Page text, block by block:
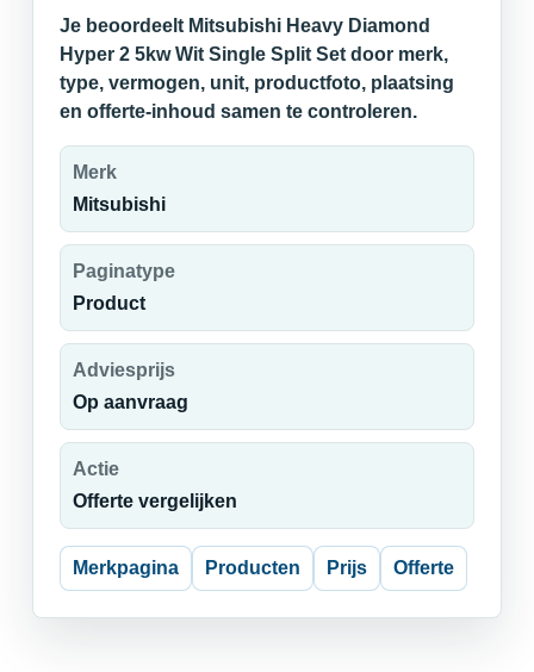
Je beoordeelt Mitsubishi Heavy Diamond
Hyper 2 5kw Wit Single Split Set door merk,
type, vermogen, unit, productfoto, plaatsing
en offerte-inhoud samen te controleren.
Merk
Mitsubishi
Paginatype
Product
Adviesprijs
Op aanvraag
Actie
Offerte vergelijken
Merkpagina Producten Prijs Offerte